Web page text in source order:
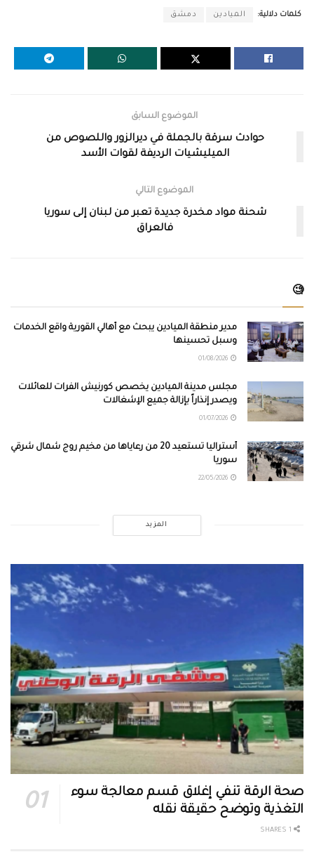
كلمات دلالية: الميادين دمشق
الموضوع السابق
حوادث سرقة بالجملة في ديرالزور واللصوص من
الميليشيات الرديفة لقوات الأسد
الموضوع التالي
شحنة مواد مخدرة جديدة تعبر من لبنان إلى سوريا
فالعراق
🧐
مدير منطقة الميادين يبحث مع أهالي القورية واقع الخدمات
وسبل تحسينها
مجلس مدينة الميادين يخصص كورنيش الفرات للعائلات
ويصدر إنذاراً بإزالة جميع الإشغالات
أستراليا تستعيد 20 من رعاياها من مخيم روج شمال شرقي
سوريا
المزيد
صحة الرقة تنفي إغلاق قسم معالجة سوء
التغذية وتوضح حقيقة نقله